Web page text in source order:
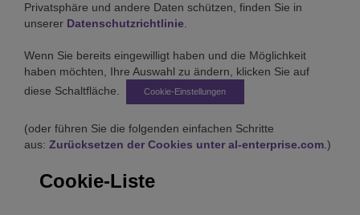
Privatsphäre und andere Daten schützen, finden Sie in
unserer Datenschutzrichtlinie
Wenn Sie bereits eingewilligt haben und die Möglichkeit
haben möchten, Ihre Auswahl zu ändern, klicken Sie auf
diese Schaltfläche.
Cookie-Einstellungen
(oder führen Sie die folgenden einfachen Schritte
aus: Zurücksetzen der Cookies unter al-enterprise.com .)
Cookie-Liste